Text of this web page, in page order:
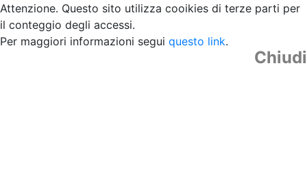
Attenzione. Questo sito utilizza cooikies di terze parti per
il conteggio degli accessi.
Per maggiori informazioni segui questo link.
Chiudi